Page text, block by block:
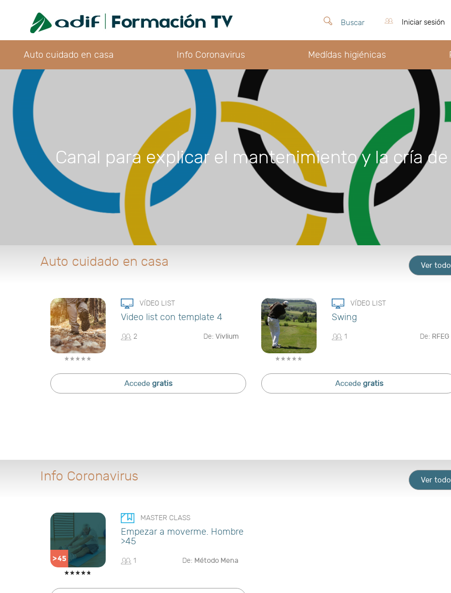
Buscar Iniciar sesión
Auto cuidado en casa Info Coronavirus Medídas higiénicas
Canal para explicar el mantenimiento y la cría
Auto cuidado en casa Ver
VÍDEO LIST
Video list con template 4
2 De: Vivlium
Accede gratis
VÍDEO LIST
Swing
1 De: RFEG
Accede gratis
Info Coronavirus Ver
MASTER CLASS
Empezar a moverme. Hombre
>45
1 De: Método Mena